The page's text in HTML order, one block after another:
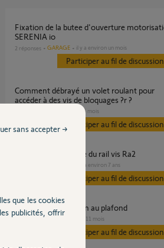
fixation de la butee d'ouverture motorisation
SERENIA io
2 réponses GARAGE il y a environ un mois
Participer au fil de discussion
Comment débrayé un volet roulant pour
accéder à des vis de bloquages ?r ?
il y a 6 mois
Participer au fil de discussion
GDK700 assemblage du rail vis Ra2
il y a environ 7 ans
Participer au fil de discussion
GDK1100 installation au plafond
GARAGE il y a 11 mois
Participer au fil de discussion
que les cookies
publicités, offrir
sans accepter →